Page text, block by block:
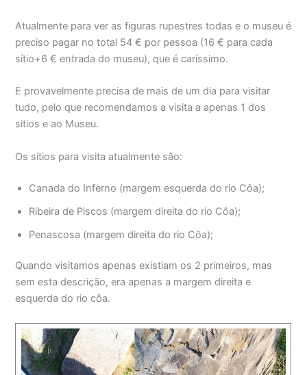
Atualmente para ver as figuras rupestres todas e o museu é
preciso pagar no total 54 € por pessoa (16 € para cada
sítio+6 € entrada do museu), que é caríssimo.
E provavelmente precisa de mais de um dia para visitar
tudo, pelo que recomendamos a visita a apenas 1 dos
sitios e ao Museu.
Os sítios para visita atualmente são:
Canada do Inferno (margem esquerda do rio Côa);
Ribeira de Piscos (margem direita do rio Côa);
Penascosa (margem direita do rio Côa);
Quando visitamos apenas existiam os 2 primeiros, mas
sem esta descrição, era apenas a margem direita e
esquerda do rio côa.